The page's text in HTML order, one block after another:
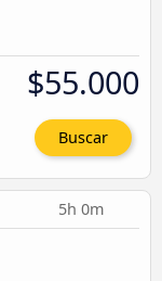
$55.000
Buscar
5h 0m